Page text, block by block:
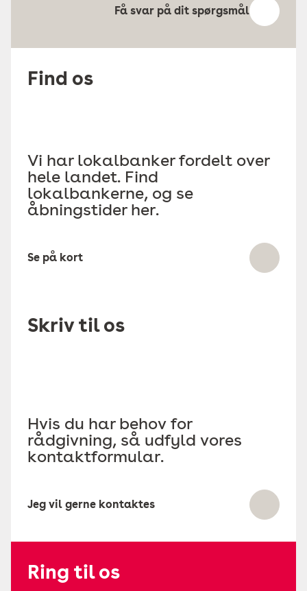
Få svar på dit spørgsmål
Find os
Vi har lokalbanker fordelt over
hele landet. Find
lokalbankerne, og se
åbningstider her.
Se på kort
Skriv til os
Hvis du har behov for
rådgivning, så udfyld vores
kontaktformular.
Jeg vil gerne kontaktes
Ring til os